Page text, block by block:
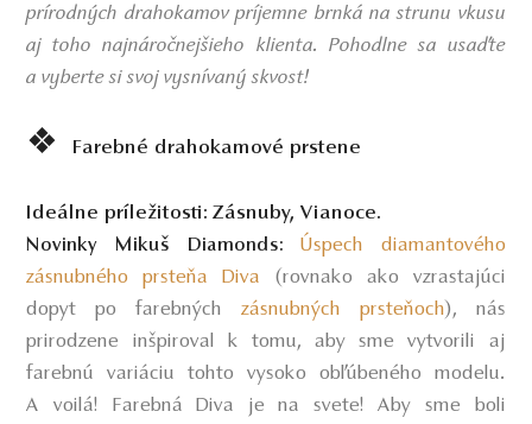
prírodných drahokamov príjemne brnká na strunu vkusu
aj toho najnáročnejšieho klienta. Pohodlne sa usaďte
a vyberte si svoj vysnívaný skvost!
❖ Farebné drahokamové prstene
Ideálne príležitosti: Zásnuby, Vianoce.
Novinky Mikuš Diamonds:Úspech diamantového
zásnubného prsteňa Diva (rovnako ako vzrastajúci
dopyt po farebných zásnubných prsteňoch),
nás
prirodzene inšpiroval k tomu, aby sme vytvorili aj
farebnú variáciu tohto vysoko obľúbeného modelu.
A voilá! Farebná Diva je na svete! Aby sme boli